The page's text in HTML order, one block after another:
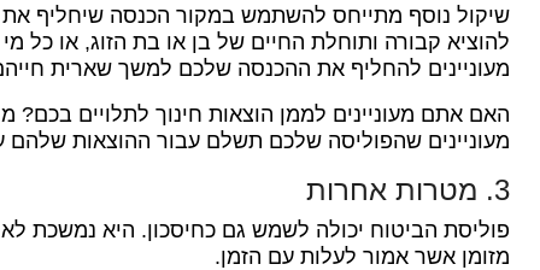
שיקול נוסף מתייחס להשתמש במקור הכנסה שיחליף
להוציא קבורה ותוחלת החיים של בן או בת הזוג, או כל
מעוניינים להחליף את ההכנסה שלכם למשך שארית
האם אתם מעוניינים לממן הוצאות חינוך לתלויים בכם?
מעוניינים שהפוליסה שלכם תשלם עבור ההוצאות
3. מטרות אחרות
פוליסת הביטוח יכולה לשמש גם כחיסכון. היא נמשכת
מזומן אשר אמור לעלות עם הזמן.